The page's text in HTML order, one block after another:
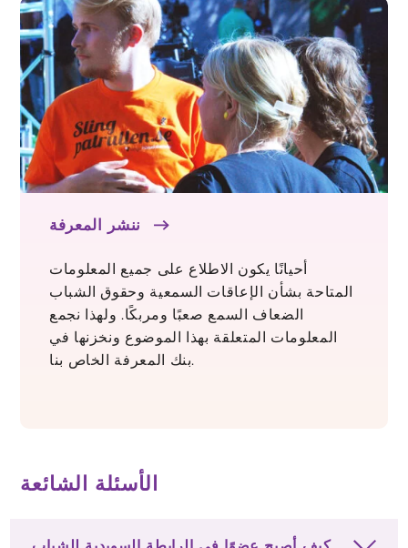
ننشر المعرفة
أحيانًا يكون الاطلاع على جميع المعلومات
المتاحة بشأن الإعاقات السمعية وحقوق الشباب
الضعاف السمع صعبًا ومربكًا. ولهذا نجمع
المعلومات المتعلقة بهذا الموضوع ونخزنها في
بنك المعرفة الخاص بنا.
الأسئلة الشائعة